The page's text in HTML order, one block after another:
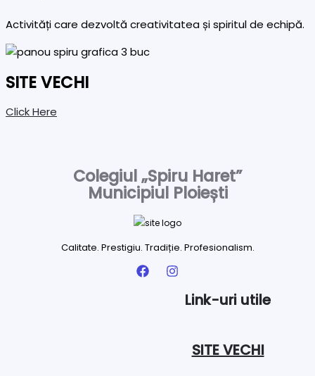
Activități care dezvoltă creativitatea și spiritul de echipă.
SITE VECHI
Click Here
Colegiul „Spiru Haret”
Municipiul Ploiești
Calitate. Prestigiu. Tradiție. Profesionalism.
Link-uri utile
SITE VECHI